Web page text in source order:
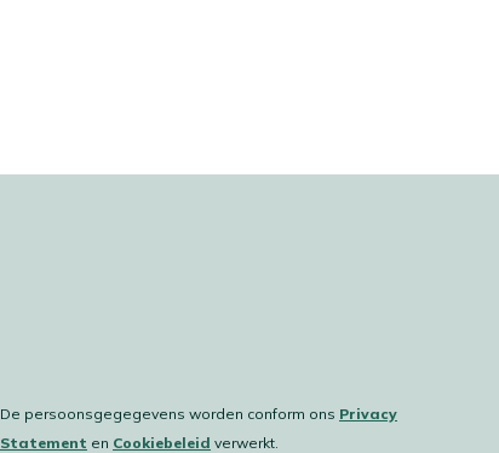
De persoonsgegegevens worden conform ons Privacy
Statement en Cookiebeleid verwerkt.